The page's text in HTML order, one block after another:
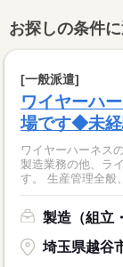
お探しの条件
[一般派遣]
ワイヤーハ
場です◆未
ワイヤーハーネス
製造業務の他、ラ
す。 生産管理全般
製造（組立
埼玉県越谷